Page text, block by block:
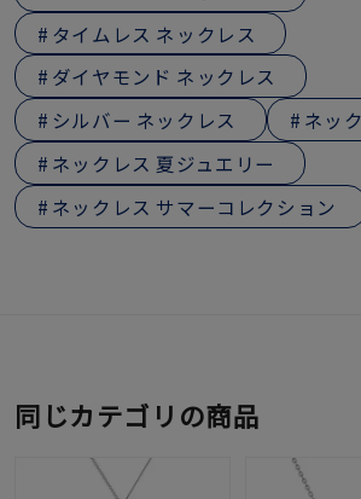
タイムレス ネックレス
ダイヤモンド ネックレス
シルバー ネックレス
ネッ
ネックレス 夏ジュエリー
ネックレス サマーコレクション
同じカテゴリの商品